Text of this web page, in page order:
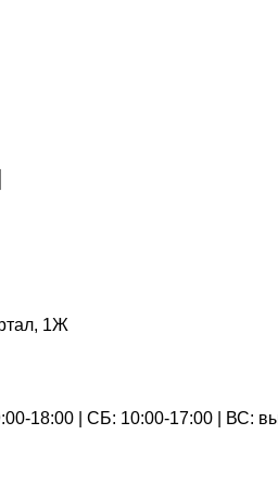
1Ж
18:00 | СБ: 10:00-17:00 | ВС: